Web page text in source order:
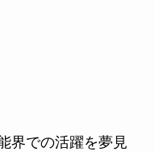
界での活躍を夢見